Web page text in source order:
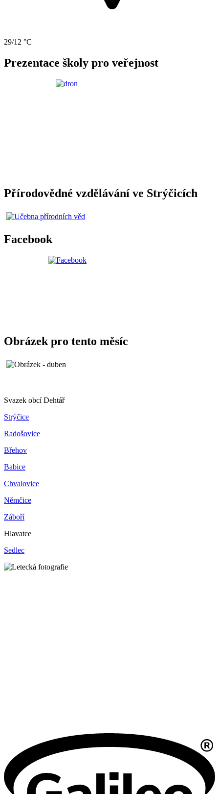
29/12 °C
Prezentace školy pro veřejnost
Přírodovědné vzdělávání ve Strýčicích
Facebook
Obrázek pro tento měsíc
Svazek obcí Dehtář
Strýčice
Radošovice
Břehov
Babice
Chvalovice
Němčice
Záboří
Hlavatce
Sedlec